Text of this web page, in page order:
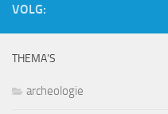
VOLG:
THEMA’S
archeologie